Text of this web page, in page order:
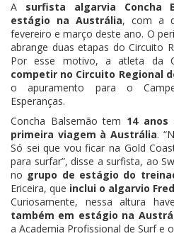
A surfista algarvia Concha
estágio na Austrália, com a
fevereiro e março deste ano. O
abrange duas etapas do Circuito
Por esse motivo, a atleta da
competir no Circuito Regional
o apuramento para o
Esperanças.
Concha Balsemão tem 14 anos
primeira viagem à Austrália.
Só sei que vou ficar na Gold
para surfar”, disse a surfista, ao
no grupo de estágio do
Ericeira, que inclui o algarvio
Curiosamente, nessa altura
também em estágio na
a Academia Profissional de Surf e